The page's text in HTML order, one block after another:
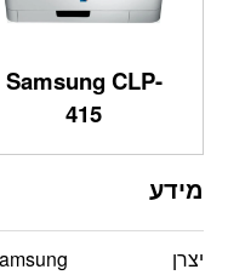
Samsung CLP-
415
מידע
יצרן